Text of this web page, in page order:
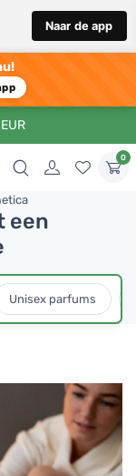
Naar de app
0
een
Unisex parfums